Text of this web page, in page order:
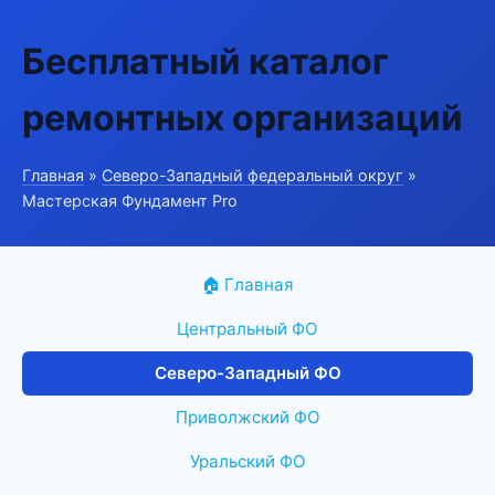
Бесплатный каталог
ремонтных организаций
Главная » Северо-Западный федеральный округ »
Мастерская Фундамент Pro
🏠 Главная
Центральный ФО
Северо-Западный ФО
Приволжский ФО
Уральский ФО